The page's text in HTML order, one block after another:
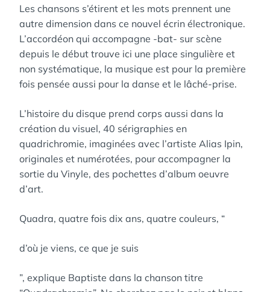
Les chansons s’étirent et les mots prennent une
autre dimension dans ce nouvel écrin électronique.
L’accordéon qui accompagne -bat- sur scène
depuis le début trouve ici une place singulière et
non systématique, la musique est pour la première
fois pensée aussi pour la danse et le lâché-prise.
L’histoire du disque prend corps aussi dans la
création du visuel, 40 sérigraphies en
quadrichromie, imaginées avec l’artiste Alias Ipin,
originales et numérotées, pour accompagner la
sortie du Vinyle, des pochettes d’album oeuvre
d’art.
Quadra, quatre fois dix ans, quatre couleurs, “
d’où je viens, ce que je suis
”, explique Baptiste dans la chanson titre